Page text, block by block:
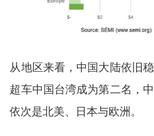
从地区来看，中国大陆依旧
超车中国台湾成为第二名，
依次是北美、日本与欧洲。